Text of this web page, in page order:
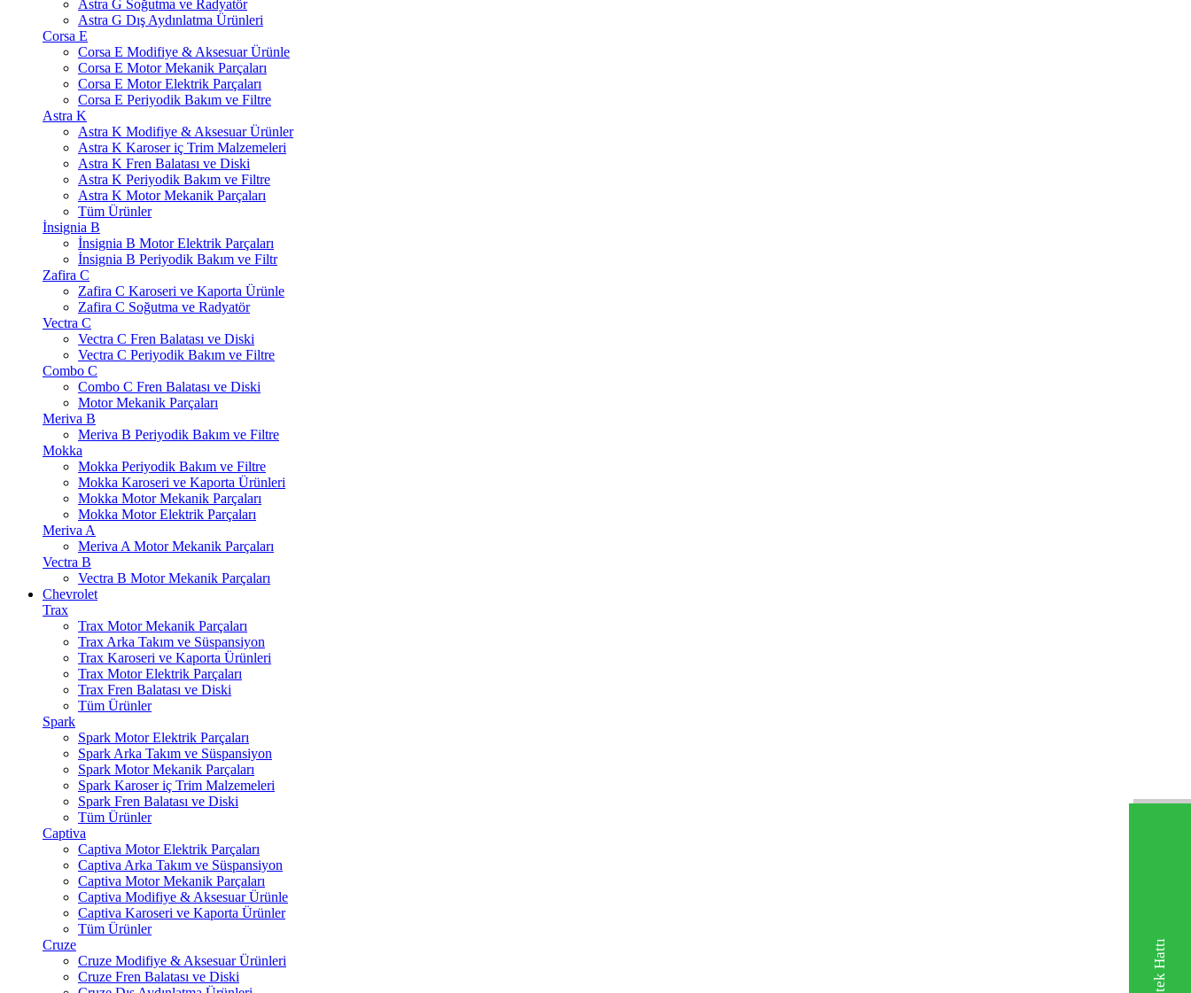
Astra G Soğutma ve Radyatör
Astra G Dış Aydınlatma Ürünleri
Corsa E
Corsa E Modifiye & Aksesuar Ürünle
Corsa E Motor Mekanik Parçaları
Corsa E Motor Elektrik Parçaları
Corsa E Periyodik Bakım ve Filtre
Astra K
Astra K Modifiye & Aksesuar Ürünler
Astra K Karoser iç Trim Malzemeleri
Astra K Fren Balatası ve Diski
Astra K Periyodik Bakım ve Filtre
Astra K Motor Mekanik Parçaları
Tüm Ürünler
İnsignia B
İnsignia B Motor Elektrik Parçaları
İnsignia B Periyodik Bakım ve Filtr
Zafira C
Zafira C Karoseri ve Kaporta Ürünle
Zafira C Soğutma ve Radyatör
Vectra C
Vectra C Fren Balatası ve Diski
Vectra C Periyodik Bakım ve Filtre
Combo C
Combo C Fren Balatası ve Diski
Motor Mekanik Parçaları
Meriva B
Meriva B Periyodik Bakım ve Filtre
Mokka
Mokka Periyodik Bakım ve Filtre
Mokka Karoseri ve Kaporta Ürünleri
Mokka Motor Mekanik Parçaları
Mokka Motor Elektrik Parçaları
Meriva A
Meriva A Motor Mekanik Parçaları
Vectra B
Vectra B Motor Mekanik Parçaları
Chevrolet
Trax
Trax Motor Mekanik Parçaları
Trax Arka Takım ve Süspansiyon
Trax Karoseri ve Kaporta Ürünleri
Trax Motor Elektrik Parçaları
Trax Fren Balatası ve Diski
Tüm Ürünler
Spark
Spark Motor Elektrik Parçaları
Spark Arka Takım ve Süspansiyon
Spark Motor Mekanik Parçaları
Spark Karoser iç Trim Malzemeleri
Spark Fren Balatası ve Diski
Tüm Ürünler
Captiva
Captiva Motor Elektrik Parçaları
Captiva Arka Takım ve Süspansiyon
Captiva Motor Mekanik Parçaları
Captiva Modifiye & Aksesuar Ürünle
Captiva Karoseri ve Kaporta Ürünler
Tüm Ürünler
Cruze
Cruze Modifiye & Aksesuar Ürünleri
Cruze Fren Balatası ve Diski